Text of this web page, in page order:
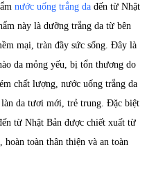
nước uống trắng da đến từ Nhật
này là dưỡng trắng da từ bên
mại, tràn đầy sức sống. Đây là
da mỏng yếu, bị tổn thương do
chất lượng, nước uống trắng da
da tươi mới, trẻ trung. Đặc biệt
từ Nhật Bản được chiết xuất từ
toàn thân thiện và an toàn